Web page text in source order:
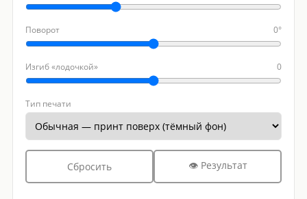
Поворот 0°
Изгиб «лодочкой» 0
Тип печати
Сбросить 👁 Результат